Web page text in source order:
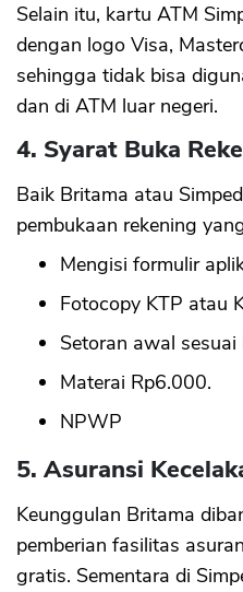
Selain itu, kartu ATM
dengan logo Visa,
sehingga tidak bisa
dan di ATM luar negeri.
4. Syarat Buka
Baik Britama atau
pembukaan rekening
Mengisi formulir
Fotocopy KTP atau
Setoran awal sesuai
Materai Rp6.000.
NPWP
5. Asuransi
Keunggulan Britama
pemberian fasilitas
gratis. Sementara di